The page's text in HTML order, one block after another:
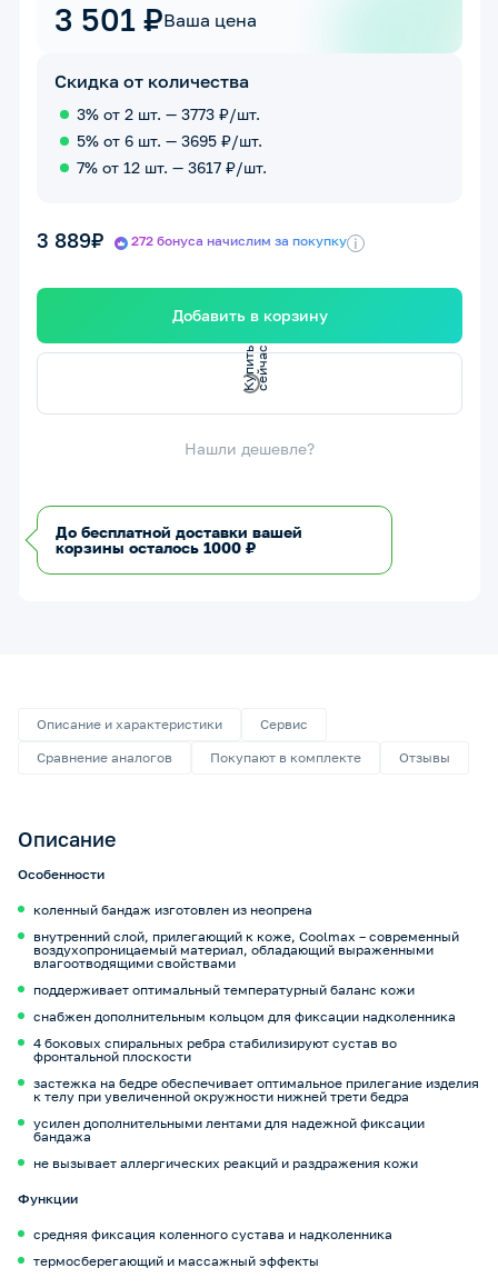
3 501 ₽Ваша цена
Скидка от количества
3% от 2 шт. — 3773 ₽/шт.
5% от 6 шт. — 3695 ₽/шт.
7% от 12 шт. — 3617 ₽/шт.
3 889₽ 272 бонуса начислим за покупку i
Добавить в корзину
К
у
п
и
т
ь
с
е
й
ч
а
с
Нашли дешевле?
До бесплатной доставки вашей
корзины осталось 1000 ₽
Описание и характеристики
Сервис
Сравнение аналогов
Покупают в комплекте Отзывы
Описание
Особенности
коленный бандаж изготовлен из неопрена
внутренний слой, прилегающий к коже, Coolmax – современный
воздухопроницаемый материал, обладающий выраженными
влагоотводящими свойствами
поддерживает оптимальный температурный баланс кожи
снабжен дополнительным кольцом для фиксации надколенника
4 боковых спиральных ребра стабилизируют сустав во
фронтальной плоскости
застежка на бедре обеспечивает оптимальное прилегание изделия
к телу при увеличенной окружности нижней трети бедра
усилен дополнительными лентами для надежной фиксации
бандажа
не вызывает аллергических реакций и раздражения кожи
Функции
средняя фиксация коленного сустава и надколенника
термосберегающий и массажный эффекты